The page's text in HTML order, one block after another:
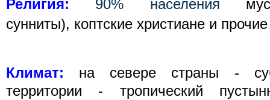
Религия: 90% населения
сунниты), коптские христиане и
Климат:
на севере страны -
территории - тропический